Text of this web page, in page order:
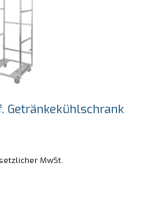
Getränkekühlschrank
MwSt.